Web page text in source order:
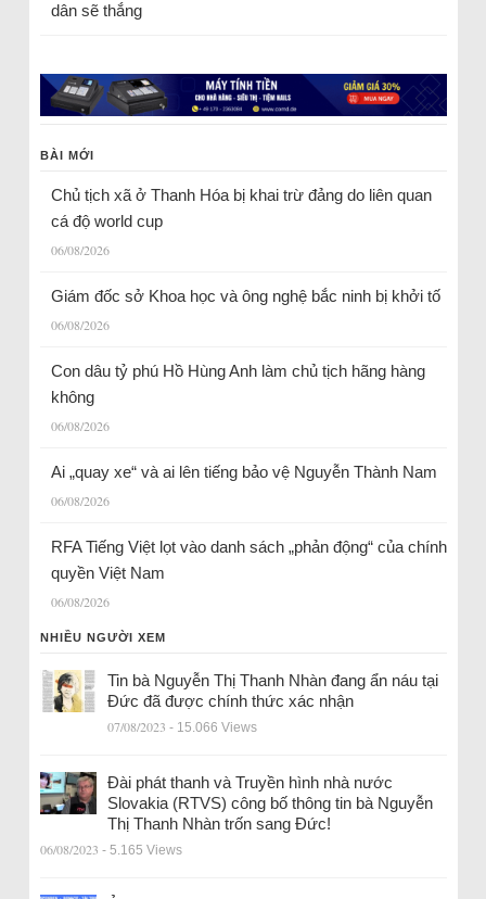
dân sẽ thắng
BÀI MỚI
Chủ tịch xã ở Thanh Hóa bị khai trừ đảng do liên quan
cá độ world cup
06/08/2026
Giám đốc sở Khoa học và ông nghệ bắc ninh bị khởi tố
06/08/2026
Con dâu tỷ phú Hồ Hùng Anh làm chủ tịch hãng hàng
không
06/08/2026
Ai „quay xe“ và ai lên tiếng bảo vệ Nguyễn Thành Nam
06/08/2026
RFA Tiếng Việt lọt vào danh sách „phản động“ của chính
quyền Việt Nam
06/08/2026
NHIỀU NGƯỜI XEM
Tin bà Nguyễn Thị Thanh Nhàn đang ẩn náu tại
Đức đã được chính thức xác nhận
07/08/2023 - 15.066 Views
Đài phát thanh và Truyền hình nhà nước
Slovakia (RTVS) công bố thông tin bà Nguyễn
Thị Thanh Nhàn trốn sang Đức!
06/08/2023 - 5.165 Views